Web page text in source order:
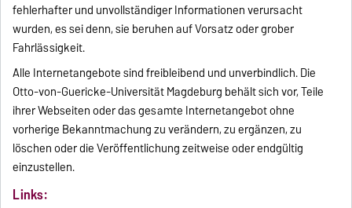
fehlerhafter und unvollständiger Informationen verursacht
wurden, es sei denn, sie beruhen auf Vorsatz oder grober
Fahrlässigkeit.
Alle Internetangebote sind freibleibend und unverbindlich. Die
Otto-von-Guericke-Universität Magdeburg behält sich vor, Teile
ihrer Webseiten oder das gesamte Internetangebot ohne
vorherige Bekanntmachung zu verändern, zu ergänzen, zu
löschen oder die Veröffentlichung zeitweise oder endgültig
einzustellen.
Links: